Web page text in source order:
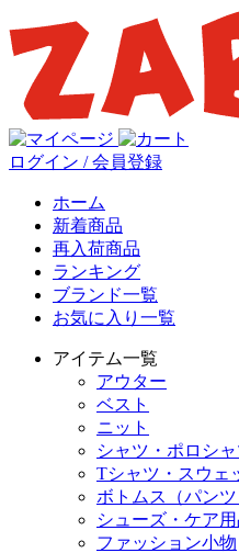
ログイン / 会員登録
ホーム
新着商品
再入荷商品
ランキング
ブランド一覧
お気に入り一覧
アイテム一覧
アウター
ベスト
ニット
シャツ・ポロシ
Tシャツ・スウェ
ボトムス（パンツ
シューズ・ケア
ファッション小物